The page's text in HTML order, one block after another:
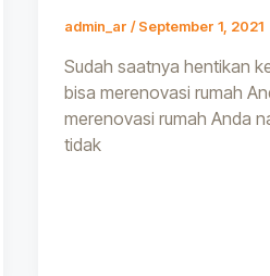
admin_ar /September 1, 2021
Sudah saatnya hentikan
bisa merenovasi rumah
merenovasi rumah Anda
tidak